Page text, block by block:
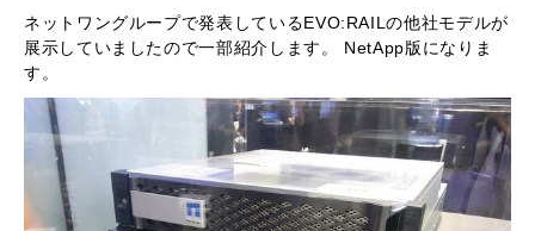
ネットワングループで発表しているEVO:RAILの他社モデルが
展示していましたので一部紹介します。 NetApp版になりま
す。